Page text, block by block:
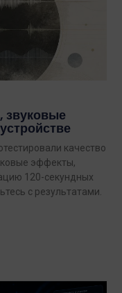
звуковые
качество
эффекты,
120-секундных
с результатами.